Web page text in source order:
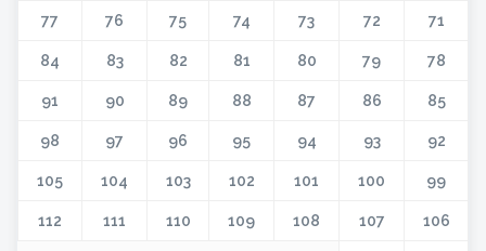
71
72
73
74
75
76
77
78
79
80
81
82
83
84
85
86
87
88
89
90
91
92
93
94
95
96
97
98
99
100
101
102
103
104
105
106
107
108
109
110
111
112